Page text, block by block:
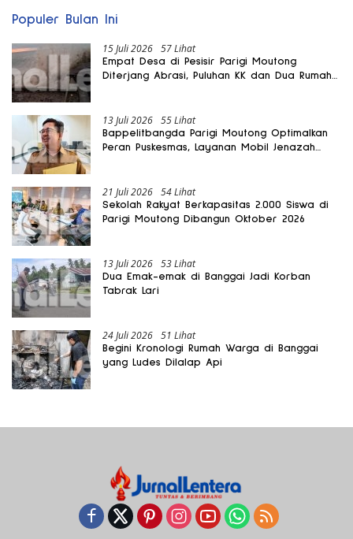
Populer Bulan Ini
15 Juli 2026 57 Lihat
Empat Desa di Pesisir Parigi Moutong
Diterjang Abrasi, Puluhan KK dan Dua Rumah
13 Juli 2026 55 Lihat
Bappelitbangda Parigi Moutong Optimalkan
Peran Puskesmas, Layanan Mobil Jenazah
21 Juli 2026 54 Lihat
Sekolah Rakyat Berkapasitas 2.000 Siswa di
Parigi Moutong Dibangun Oktober 2026
13 Juli 2026 53 Lihat
Dua Emak-emak di Banggai Jadi Korban
Tabrak Lari
24 Juli 2026 51 Lihat
Begini Kronologi Rumah Warga di Banggai
yang Ludes Dilalap Api